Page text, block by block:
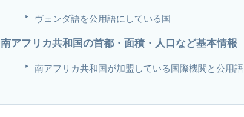
ヴェンダ語を公用語にしている国
南アフリカ共和国の首都・面積・人口など基本情報
南アフリカ共和国が加盟している国際機関と公用語